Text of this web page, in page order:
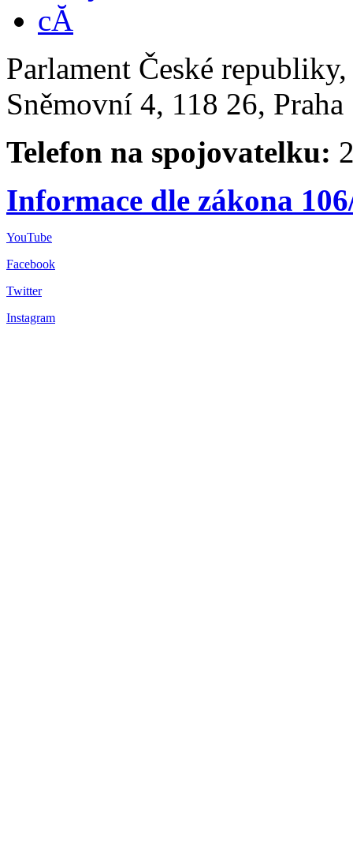
Parlament České
Sněmovní 4, 118 26,
Telefon na spojovatelku:
Informace dle zákona
YouTube
Facebook
Twitter
Instagram